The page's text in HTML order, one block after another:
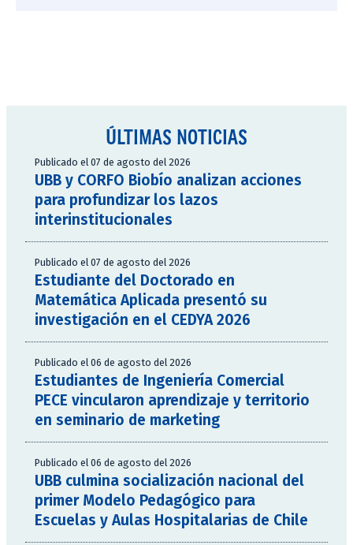
ÚLTIMAS NOTICIAS
Publicado el 07 de agosto del 2026
UBB y CORFO Biobío analizan acciones
para profundizar los lazos
interinstitucionales
Publicado el 07 de agosto del 2026
Estudiante del Doctorado en
Matemática Aplicada presentó su
investigación en el CEDYA 2026
Publicado el 06 de agosto del 2026
Estudiantes de Ingeniería Comercial
PECE vincularon aprendizaje y territorio
en seminario de marketing
Publicado el 06 de agosto del 2026
UBB culmina socialización nacional del
primer Modelo Pedagógico para
Escuelas y Aulas Hospitalarias de Chile